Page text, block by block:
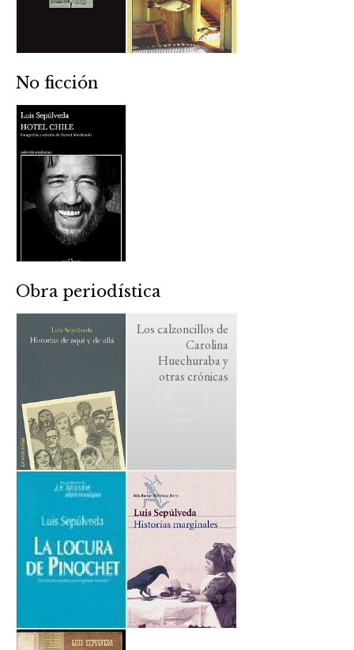
No ficción
Obra periodística
Los calzoncillos de
Carolina
Huechuraba y
otras crónicas